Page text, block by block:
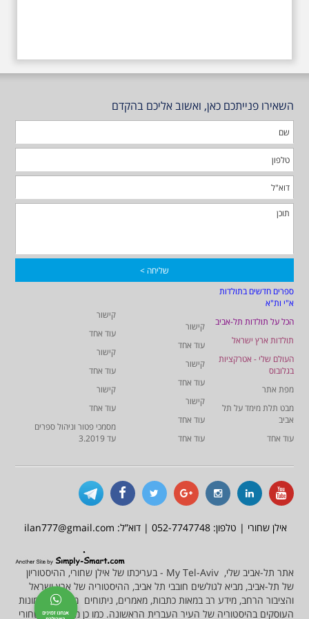
השאירו פנייתכם כאן, ואשוב אליכם בהקדם
ספרים חדשים בתולדות
א"י ות"א
הכל על תולדות תל-אביב
תולדות ארץ ישראל
העולם שלי - אטרקציות
בגלובוס
מפת אתר
מבט תלת מימד על תל
אביב
עוד אחד
קישור
עוד אחד
קישור
עוד אחד
קישור
עוד אחד
עוד אחד
קישור
עוד אחד
קישור
עוד אחד
קישור
עוד אחד
מסמכי פטור וניהול ספרים
עד 3.2019
אילן שחורי | טלפון: 052-7747748 | דוא”ל: ilan777@gmail.com
אתר תל-אביב שלי, My Tel-Aviv - בעריכתו של אילן שחורי, ההיסטוריון
של תל-אביב, מביא לגולשים חובבי תל אביב, ההיסטוריה של ארץ ישראל
והציבור הרחב, מידע רב במאות כתבות, מאמרים, ניתוחים מסמכים ותמונות
העוסקים בהיסטוריה של העיר העברית הראשונה. כמו כן מציע אילן שחורי